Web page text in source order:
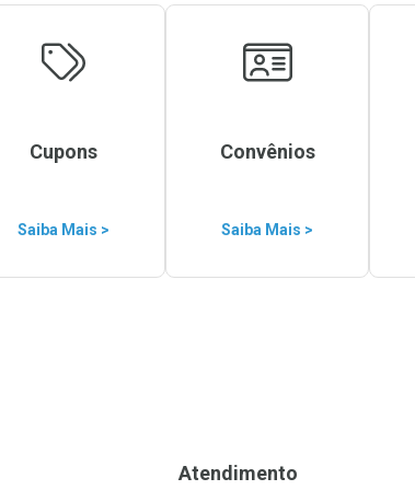
Cupons
Saiba Mais >
Convênios
Saiba Mais >
Atendimento